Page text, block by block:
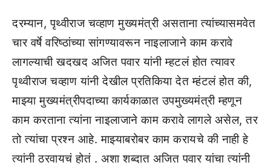
दरम्यान, पृथ्वीराज चव्हाण मुख्यमंत्री असताना त्यांच्यासमवेत
चार वर्षे वरिष्ठांच्या सांगण्यावरून नाइलाजाने काम करावे
लागल्याची खदखद अजित पवार यांनी म्हटलं होत त्यावर
पृथ्वीराज चव्हाण यांनी देखील प्रतिकिया देत म्हंटलं होत की,
माझ्या मुख्यमंत्रीपदाच्या कार्यकाळात उपमुख्यमंत्री म्हणून
काम करताना त्यांना नाइलाजाने काम करावे लागले असेल, तर
तो त्यांचा प्रश्न आहे. माझ्याबरोबर काम करायचे की नाही हे
त्यांनी ठरवायचं होतं . अशा शब्दात अजित पवार यांचा त्यांनी